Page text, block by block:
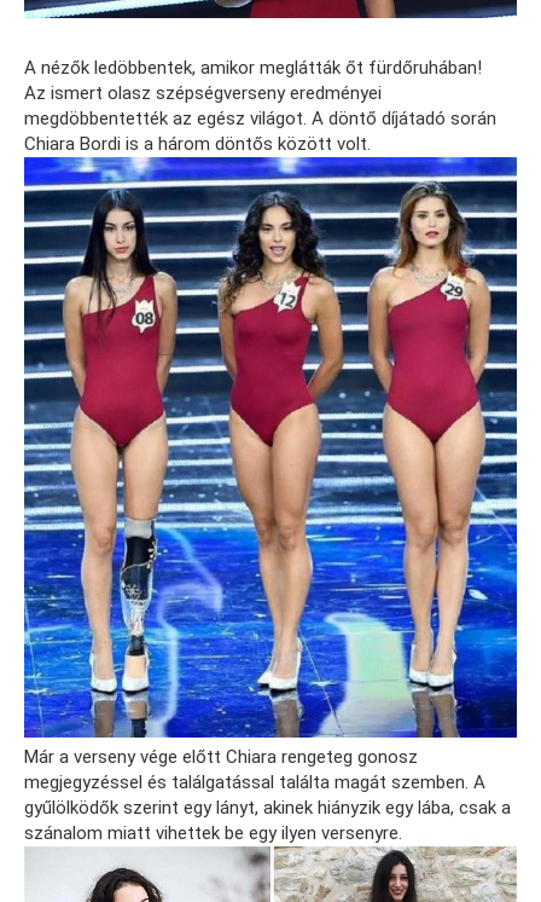
A nézők ledöbbentek, amikor meglátták őt fürdőruhában!
Az ismert olasz szépségverseny eredményei
megdöbbentették az egész világot. A döntő díjátadó során
Chiara Bordi is a három döntős között volt.
Már a verseny vége előtt Chiara rengeteg gonosz
megjegyzéssel és találgatással találta magát szemben. A
gyűlölködők szerint egy lányt, akinek hiányzik egy lába, csak a
szánalom miatt vihettek be egy ilyen versenyre.